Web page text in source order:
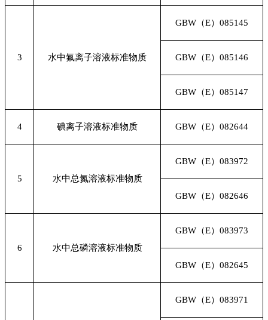
3 水中氟离子溶液标准物质
GBW （E）085145
GBW （E）085146
GBW （E）085147
4 碘离子溶液标准物质 GBW （E）082644
5 水中总氮溶液标准物质
GBW （E）083972
GBW （E）082646
6 水中总磷溶液标准物质
GBW （E）083973
GBW （E）082645
GBW （E）083971